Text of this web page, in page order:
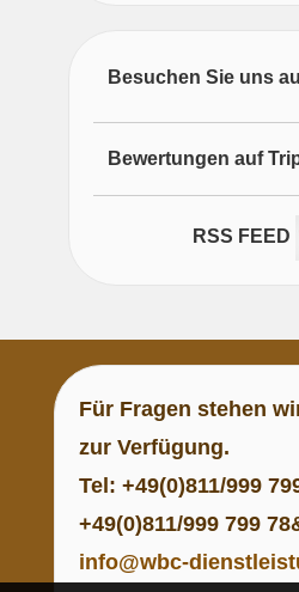
Besuchen Sie uns
Bewertungen auf
RSS FEED
Für Fragen stehen
zur Verfügung.
Tel: +49(0)811/999
+49(0)811/999 799
info@wbc-